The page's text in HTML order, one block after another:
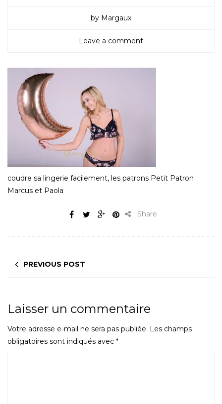
by Margaux
Leave a comment
coudre sa lingerie facilement, les patrons Petit Patron
Marcus et Paola
Share
PREVIOUS POST
Laisser un commentaire
Votre adresse e-mail ne sera pas publiée. Les champs
obligatoires sont indiqués avec *